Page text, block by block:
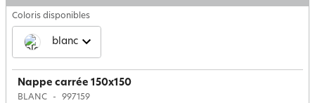
Coloris disponibles
blanc
Nappe carrée 150x150
BLANC 997159